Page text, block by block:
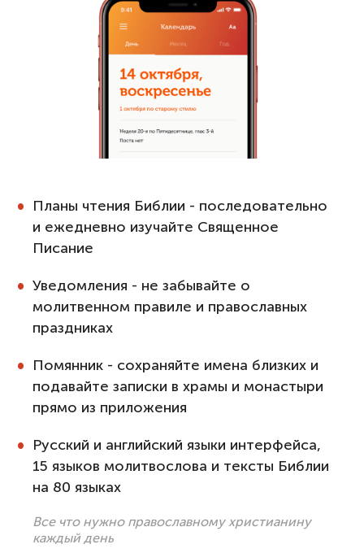
Планы чтения Библии - последовательно
и ежедневно изучайте Священное
Писание
Уведомления - не забывайте о
молитвенном правиле и православных
праздниках
Помянник - сохраняйте имена близких и
подавайте записки в храмы и монастыри
прямо из приложения
Русский и английский языки интерфейса,
15 языков молитвослова и тексты Библии
на 80 языках
Все что нужно православному христианину
каждый день